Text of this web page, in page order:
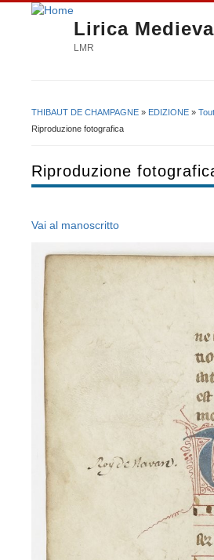
Lirica
LMR
Tu sei qui
THIBAUT DE CHAMPAGNE » EDIZIONE »
Riproduzione fotografica
Riproduzione
Vai al manoscritto